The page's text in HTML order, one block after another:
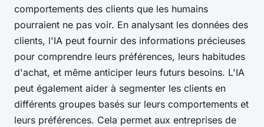
comportements des clients que les humains
pourraient ne pas voir. En analysant les données des
clients, l'IA peut fournir des informations précieuses
pour comprendre leurs préférences, leurs habitudes
d'achat, et même anticiper leurs futurs besoins. L'IA
peut également aider à segmenter les clients en
différents groupes basés sur leurs comportements et
leurs préférences. Cela permet aux entreprises de